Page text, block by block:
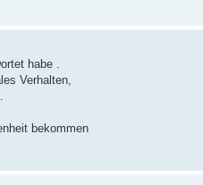
habe .
Verhalten,
bekommen